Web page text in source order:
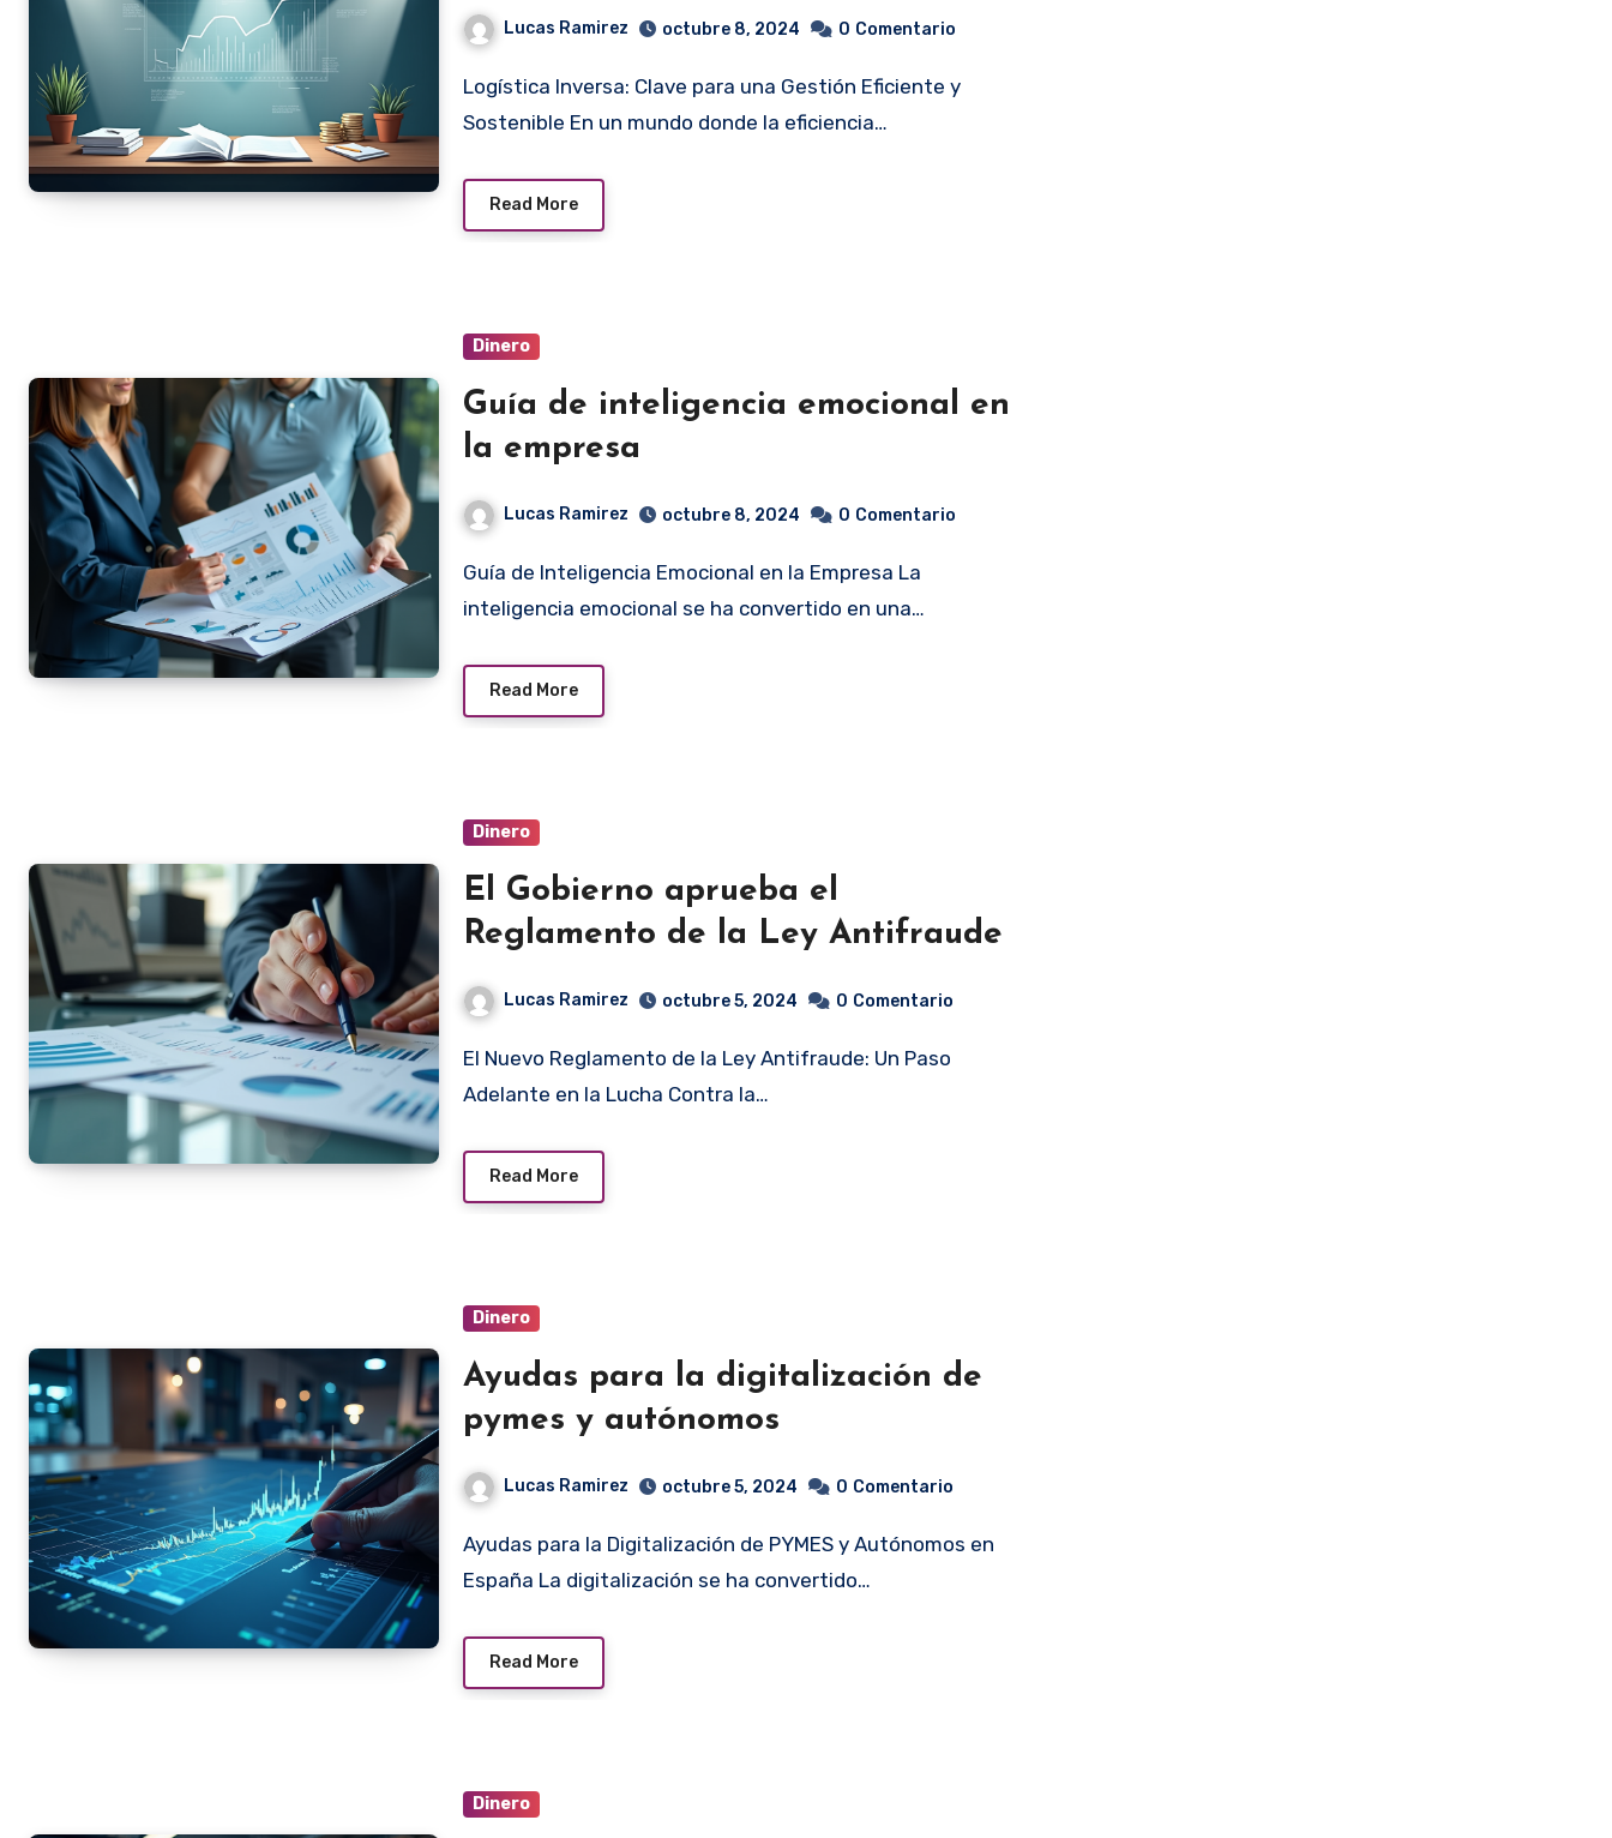
Lucas Ramirez octubre 8, 2024 0 Comentario
Logística Inversa: Clave para una Gestión Eficiente y
Sostenible En un mundo donde la eficiencia…
Read More
Dinero
Guía de inteligencia emocional en
la empresa
Lucas Ramirez octubre 8, 2024 0 Comentario
Guía de Inteligencia Emocional en la Empresa La
inteligencia emocional se ha convertido en una…
Read More
Dinero
El Gobierno aprueba el
Reglamento de la Ley Antifraude
Lucas Ramirez octubre 5, 2024 0 Comentario
El Nuevo Reglamento de la Ley Antifraude: Un Paso
Adelante en la Lucha Contra la…
Read More
Dinero
Ayudas para la digitalización de
pymes y autónomos
Lucas Ramirez octubre 5, 2024 0 Comentario
Ayudas para la Digitalización de PYMES y Autónomos en
España La digitalización se ha convertido…
Read More
Dinero